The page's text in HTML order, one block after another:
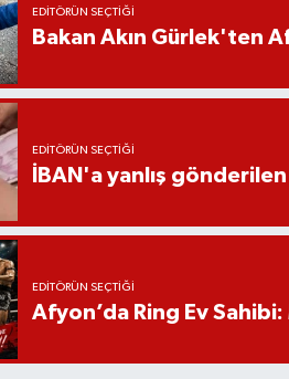
EDITÖRÜN SEÇTIĞI
Bakan Akın Gürlek'ten
EDITÖRÜN SEÇTIĞI
İBAN'a yanlış gönderilen
EDITÖRÜN SEÇTIĞI
Afyon’da Ring Ev